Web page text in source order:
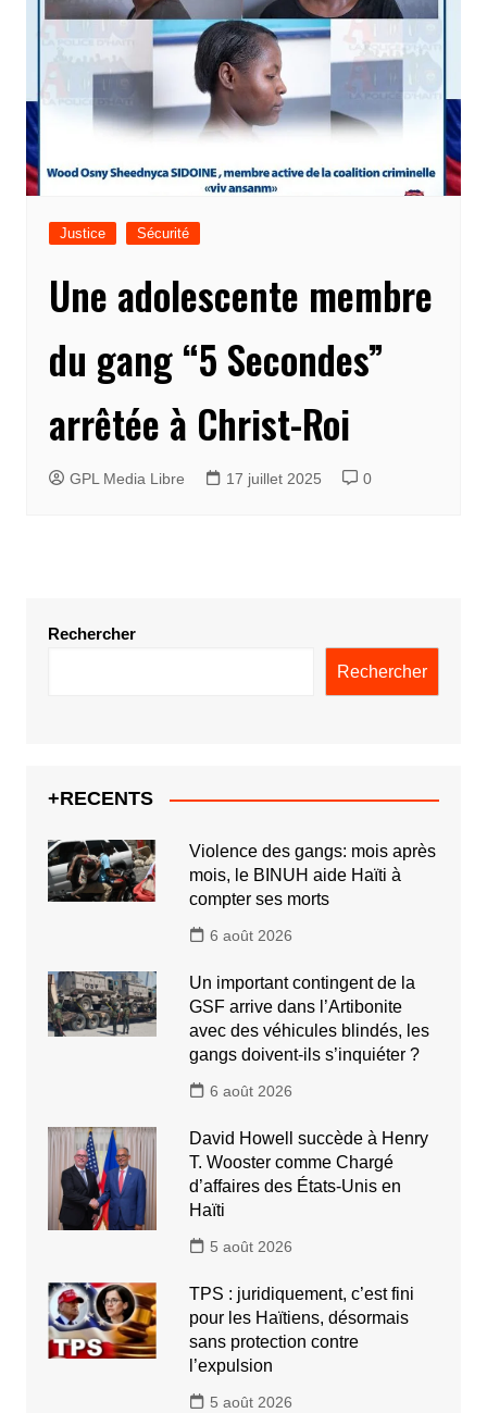
Justice Sécurité
Une adolescente membre
du gang “5 Secondes”
arrêtée à Christ-Roi
GPL Media Libre 17 juillet 2025 0
Rechercher
Rechercher
+RECENTS
Violence des gangs: mois après
mois, le BINUH aide Haïti à
compter ses morts
6 août 2026
Un important contingent de la
GSF arrive dans l’Artibonite
avec des véhicules blindés, les
gangs doivent-ils s’inquiéter ?
6 août 2026
David Howell succède à Henry
T. Wooster comme Chargé
d’affaires des États-Unis en
Haïti
5 août 2026
TPS : juridiquement, c’est fini
pour les Haïtiens, désormais
sans protection contre
l’expulsion
5 août 2026